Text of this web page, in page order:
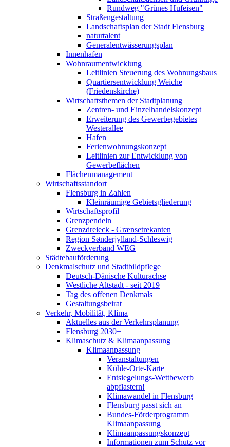
Rundweg "Grünes Hufeisen"
Straßengestaltung
Landschaftsplan der Stadt Flensburg
naturtalent
Generalentwässerungsplan
Innenhafen
Wohnraumentwicklung
Leitlinien Steuerung des Wohnungsbaus
Quartiersentwicklung Weiche
(Friedenskirche)
Wirtschaftsthemen der Stadtplanung
Zentren- und Einzelhandelskonzept
Erweiterung des Gewerbegebietes
Westerallee
Hafen
Ferienwohnungskonzept
Leitlinien zur Entwicklung von
Gewerbeflächen
Flächenmanagement
Wirtschaftsstandort
Flensburg in Zahlen
Kleinräumige Gebietsgliederung
Wirtschaftsprofil
Grenzpendeln
Grenzdreieck - Grænsetrekanten
Region Sønderjylland-Schleswig
Zweckverband WEG
Städtebauförderung
Denkmalschutz und Stadtbildpflege
Deutsch-Dänische Kulturachse
Westliche Altstadt - seit 2019
Tag des offenen Denkmals
Gestaltungsbeirat
Verkehr, Mobilität, Klima
Aktuelles aus der Verkehrsplanung
Flensburg 2030+
Klimaschutz & Klimaanpassung
Klimaanpassung
Veranstaltungen
Kühle-Orte-Karte
Entsiegelungs-Wettbewerb
abpflastern!
Klimawandel in Flensburg
Flensburg passt sich an
Bundes-Förderprogramm
Klimaanpassung
Klimaanpassungskonzept
Informationen zum Schutz vor